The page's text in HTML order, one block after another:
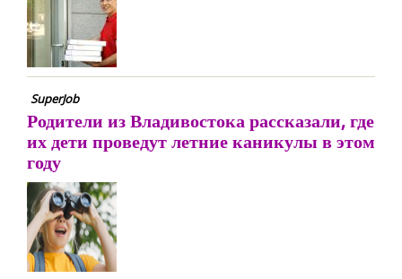
SuperJob
Родители из Владивостока рассказали, где
их дети проведут летние каникулы в этом
году